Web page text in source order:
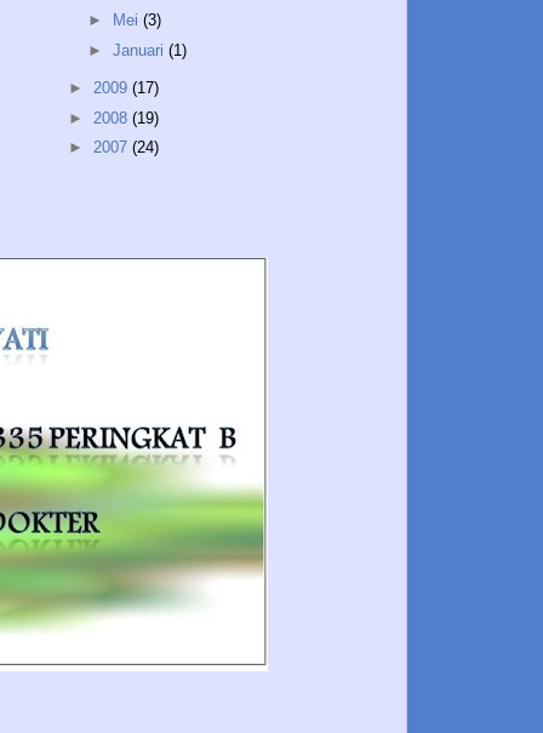
►
Mei (3)
► Januari (1)
► 2009 (17)
► 2008 (19)
► 2007 (24)